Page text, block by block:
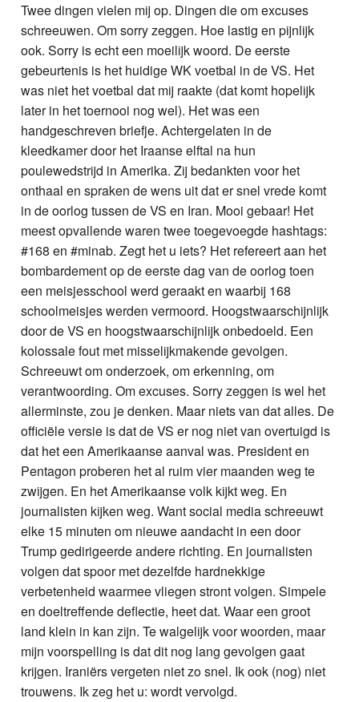
Twee dingen vielen mij op. Dingen die om excuses
schreeuwen. Om sorry zeggen. Hoe lastig en pijnlijk
ook. Sorry is echt een moeilijk woord. De eerste
gebeurtenis is het huidige WK voetbal in de VS. Het
was niet het voetbal dat mij raakte (dat komt hopelijk
later in het toernooi nog wel). Het was een
handgeschreven briefje. Achtergelaten in de
kleedkamer door het Iraanse elftal na hun
poulewedstrijd in Amerika. Zij bedankten voor het
onthaal en spraken de wens uit dat er snel vrede komt
in de oorlog tussen de VS en Iran. Mooi gebaar! Het
meest opvallende waren twee toegevoegde hashtags:
#168 en #minab. Zegt het u iets? Het refereert aan het
bombardement op de eerste dag van de oorlog toen
een meisjesschool werd geraakt en waarbij 168
schoolmeisjes werden vermoord. Hoogstwaarschijnlijk
door de VS en hoogstwaarschijnlijk onbedoeld. Een
kolossale fout met misselijkmakende gevolgen.
Schreeuwt om onderzoek, om erkenning, om
verantwoording. Om excuses. Sorry zeggen is wel het
allerminste, zou je denken. Maar niets van dat alles. De
officiële versie is dat de VS er nog niet van overtuigd is
dat het een Amerikaanse aanval was. President en
Pentagon proberen het al ruim vier maanden weg te
zwijgen. En het Amerikaanse volk kijkt weg. En
journalisten kijken weg. Want social media schreeuwt
elke 15 minuten om nieuwe aandacht in een door
Trump gedirigeerde andere richting. En journalisten
volgen dat spoor met dezelfde hardnekkige
verbetenheid waarmee vliegen stront volgen. Simpele
en doeltreffende deflectie, heet dat. Waar een groot
land klein in kan zijn. Te walgelijk voor woorden, maar
mijn voorspelling is dat dit nog lang gevolgen gaat
krijgen. Iraniërs vergeten niet zo snel. Ik ook (nog) niet
trouwens. Ik zeg het u: wordt vervolgd.